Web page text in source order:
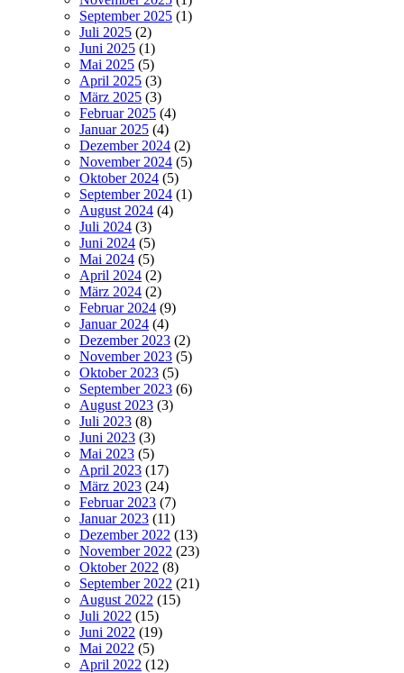
September 2025 (1)
Juli 2025 (2)
Juni 2025 (1)
Mai 2025 (5)
April 2025 (3)
März 2025 (3)
Februar 2025 (4)
Januar 2025 (4)
Dezember 2024 (2)
November 2024 (5)
Oktober 2024 (5)
September 2024 (1)
August 2024 (4)
Juli 2024 (3)
Juni 2024 (5)
Mai 2024 (5)
April 2024 (2)
März 2024 (2)
Februar 2024 (9)
Januar 2024 (4)
Dezember 2023 (2)
November 2023 (5)
Oktober 2023 (5)
September 2023 (6)
August 2023 (3)
Juli 2023 (8)
Juni 2023 (3)
Mai 2023 (5)
April 2023 (17)
März 2023 (24)
Februar 2023 (7)
Januar 2023 (11)
Dezember 2022 (13)
November 2022 (23)
Oktober 2022 (8)
September 2022 (21)
August 2022 (15)
Juli 2022 (15)
Juni 2022 (19)
Mai 2022 (5)
April 2022 (12)